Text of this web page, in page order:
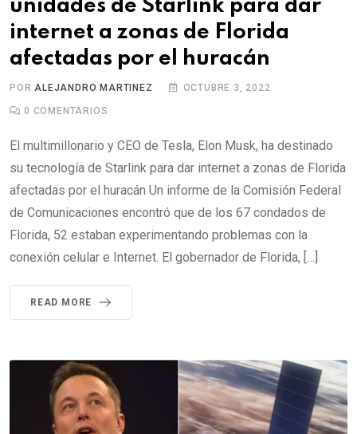
unidades de Starlink para dar
internet a zonas de Florida
afectadas por el huracán
PORALEJANDRO MARTINEZ OCTUBRE 3, 2022
0 COMENTARIOS
El multimillonario y CEO de Tesla, Elon Musk, ha destinado
su tecnología de Starlink para dar internet a zonas de Florida
afectadas por el huracán Un informe de la Comisión Federal
de Comunicaciones encontró que de los 67 condados de
Florida, 52 estaban experimentando problemas con la
conexión celular e Internet. El gobernador de Florida, […]
READ MORE